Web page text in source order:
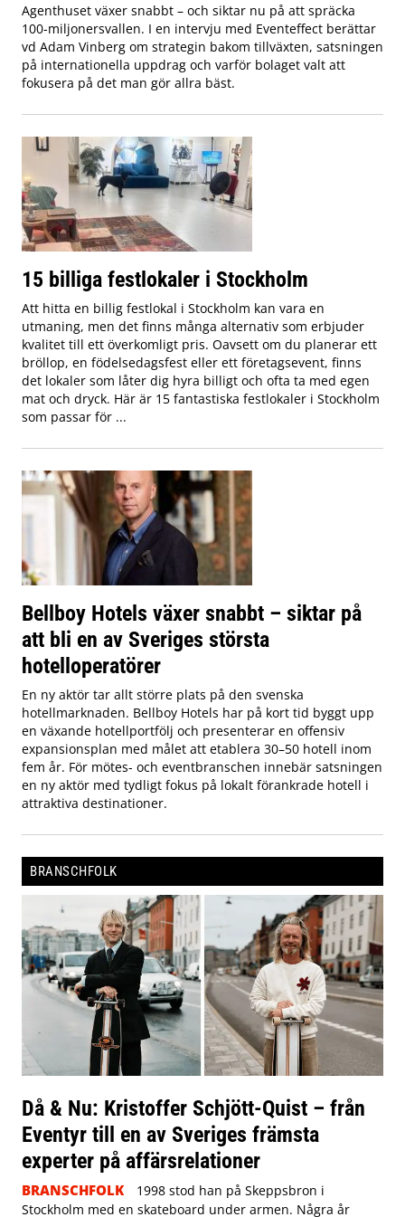
Agenthuset växer snabbt – och siktar nu på att spräcka
100-miljonersvallen. I en intervju med Eventeffect berättar
vd Adam Vinberg om strategin bakom tillväxten, satsningen
på internationella uppdrag och varför bolaget valt att
fokusera på det man gör allra bäst.
15 billiga festlokaler i Stockholm
Att hitta en billig festlokal i Stockholm kan vara en
utmaning, men det finns många alternativ som erbjuder
kvalitet till ett överkomligt pris. Oavsett om du planerar ett
bröllop, en födelsedagsfest eller ett företagsevent, finns
det lokaler som låter dig hyra billigt och ofta ta med egen
mat och dryck. Här är 15 fantastiska festlokaler i Stockholm
som passar för ...
Bellboy Hotels växer snabbt – siktar på
att bli en av Sveriges största
hotelloperatörer
En ny aktör tar allt större plats på den svenska
hotellmarknaden. Bellboy Hotels har på kort tid byggt upp
en växande hotellportfölj och presenterar en offensiv
expansionsplan med målet att etablera 30–50 hotell inom
fem år. För mötes- och eventbranschen innebär satsningen
en ny aktör med tydligt fokus på lokalt förankrade hotell i
attraktiva destinationer.
BRANSCHFOLK
Då & Nu: Kristoffer Schjött-Quist – från
Eventyr till en av Sveriges främsta
experter på affärsrelationer
BRANSCHFOLK
1998 stod han på Skeppsbron i
Stockholm med en skateboard under armen. Några år